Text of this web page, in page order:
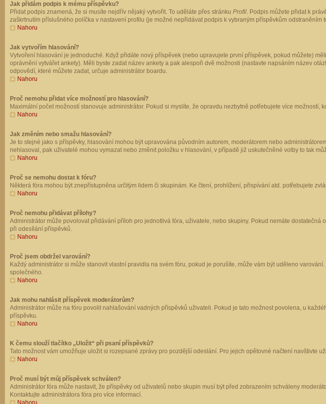
Jak přidám podpis k mému příspěvku?
Přidat podpis znamená, že si musíte nejdřív nějaký vytvořit. To uděláte přes stránku Profil. Podpis můžete přidat k
zaškrtnutím příslušného políčka v nastavení profilu (je možné nepřidávat podpis k vybraným příspěvkům odstraněním
Nahoru
Jak vytvořím hlasování?
Vytvoření hlasování je jednoduché. Když přidáte nový příspěvek (nebo upravujete první příspěvek, pokud můžete)
oprávnění vytvářet ankety). Měli byste zadat název ankety a pak alespoň dvě možnosti (nastavte napsáním název
odpovědí, které můžete zadat, určuje administrátor boardu.
Nahoru
Proč nemohu přidat více možností pro hlasování?
Maximální počet možností stanovuje administrátor. Pokud si myslíte, že opravdu nezbytně potřebujete více možností,
Nahoru
Jak změním nebo smažu hlasování?
Je to stejné jako s příspěvky, hlasování mohou být upravována původním autorem, moderátorem nebo
nehlasoval, pak uživatelé mohou vymazat nebo změnit položku v hlasování, v případě již uskutečněné volby to tak
Nahoru
Proč se nemohu dostat k fóru?
Některá fóra mohou být znepřístupněna určitým lidem či skupinám. Ke čtení, prohlížení, přispívání atd. potřebujete
Nahoru
Proč nemohu přidávat přílohy?
Administrátor může povolovat přidávání příloh pro jednotlivá fóra, uživatele, nebo skupiny. Pokud nemáte
při odesílání příspěvků.
Nahoru
Proč jsem obdržel varování?
Každý administrátor si může stanovit vlastní pravidla na svém fóru, pokud je porušíte, může vám být uděleno
společného.
Nahoru
Jak mohu nahlásit příspěvek moderátorům?
Administrátor může na fóru povolit nahlašování vadných příspěvků uživateli. Pokud je tato možnost povolena, u
příspěvku.
Nahoru
K čemu slouží tlačítko „Uložit“ při psaní příspěvků?
Tato možnost vám umožňuje uložit si rozepsané zprávy pro pozdější odeslání. Pro jejich opětovné načtení navštivte
Nahoru
Proč musí být můj příspěvek schválen?
Administrátor fóra může nastavit, že příspěvky od uživatelů nebo skupin musí být před zobrazením schváleny
Kontaktujte administrátora fóra pro více informací.
Nahoru